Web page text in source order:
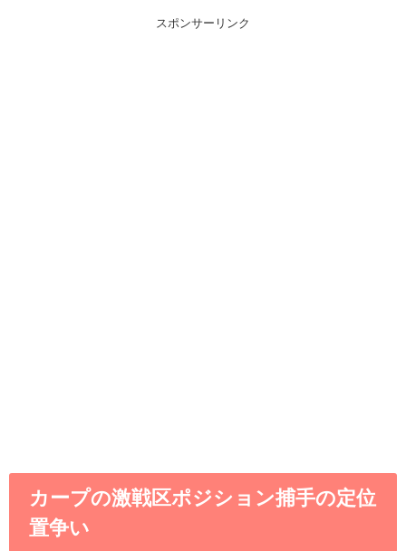
スポンサーリンク
カープの激戦区ポジション捕手の定位
置争い